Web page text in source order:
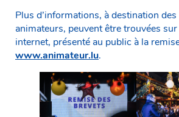
Plus d’informations, à destination
animateurs, peuvent être trouvées
internet, présenté au public à la
www.animateur.lu.